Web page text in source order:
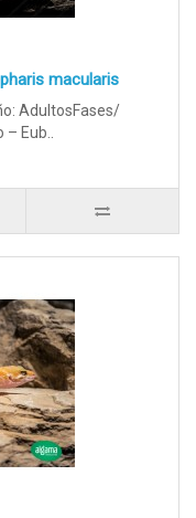
macularis
AdultosFases/
Eub..